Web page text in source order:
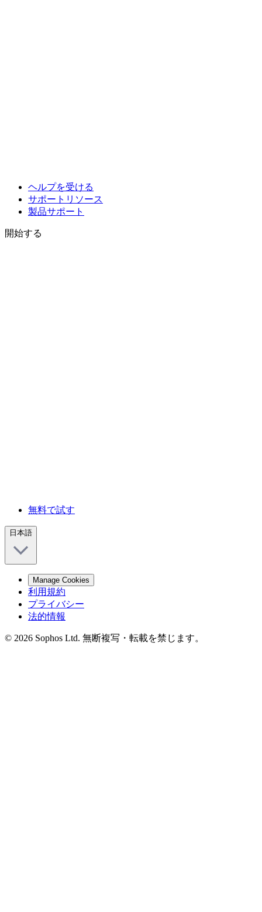
ヘルプを受ける
サポートリソース
製品サポート
開始する
無料で試す
日本語
Manage Cookies
利用規約
プライバシー
法的情報
© 2026 Sophos Ltd. 無断複写・転載を禁じます。